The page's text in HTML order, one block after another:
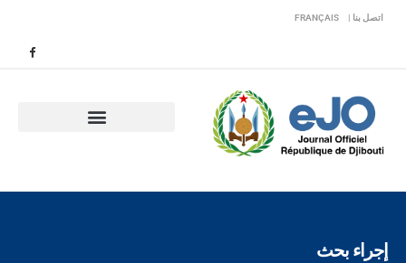
اتصل بنا | FRANÇAIS
إجراء بحث